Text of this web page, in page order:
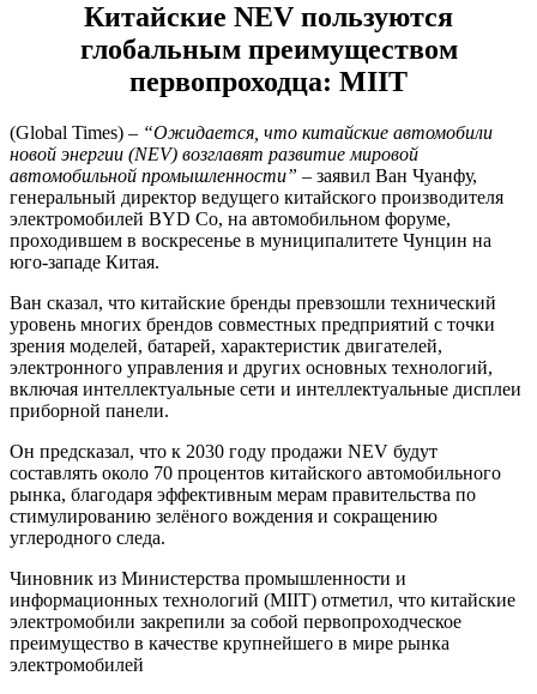
Китайские NEV пользуются
глобальным преимуществом
первопроходца: MIIT
(Global Times) – “Ожидается, что китайские автомобили
новой энергии (NEV) возглавят развитие мировой
автомобильной промышленности” – заявил Ван Чуанфу,
генеральный директор ведущего китайского производителя
электромобилей BYD Co, на автомобильном форуме,
проходившем в воскресенье в муниципалитете Чунцин на
юго-западе Китая.
Ван сказал, что китайские бренды превзошли технический
уровень многих брендов совместных предприятий с точки
зрения моделей, батарей, характеристик двигателей,
электронного управления и других основных технологий,
включая интеллектуальные сети и интеллектуальные дисплеи
приборной панели.
Он предсказал, что к 2030 году продажи NEV будут
составлять около 70 процентов китайского автомобильного
рынка, благодаря эффективным мерам правительства по
стимулированию зелёного вождения и сокращению
углеродного следа.
Чиновник из Министерства промышленности и
информационных технологий (MIIT) отметил, что китайские
электромобили закрепили за собой первопроходческое
преимущество в качестве крупнейшего в мире рынка
электромобилей